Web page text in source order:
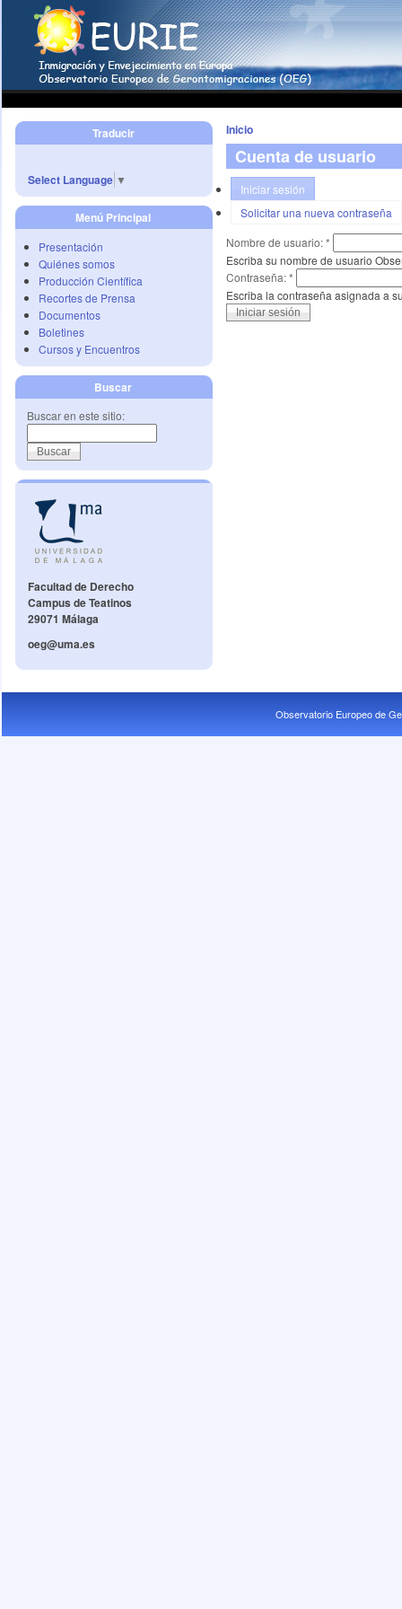
Traducir
Select Language ▼
Menú Principal
Presentación
Quiénes somos
Producción Científica
Recortes de Prensa
Documentos
Boletines
Cursos y Encuentros
Buscar
Buscar en este sitio:
Facultad de Derecho
Campus de Teatinos
29071 Málaga
oeg@uma.es
Inicio
Cuenta de usuario
Iniciar sesión
Solicitar una nueva contraseña
Nombre de usuario:*
Escriba su nombre de usuario
Contraseña:*
Escriba la contraseña asignada a
Observatorio Europeo de